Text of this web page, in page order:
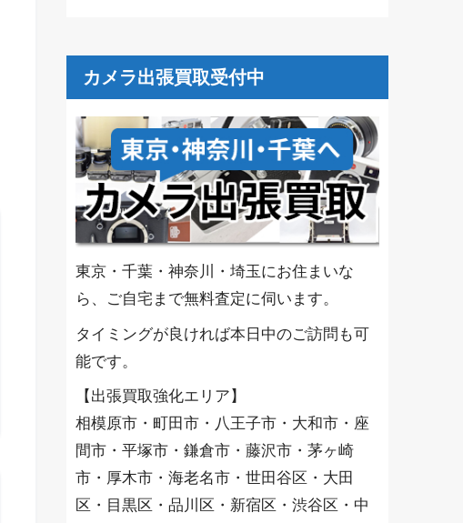
カメラ出張買取受付中
東京・千葉・神奈川・埼玉にお住まいな
ら、ご自宅まで無料査定に伺います。
タイミングが良ければ本日中のご訪問も可
能です。
【出張買取強化エリア】
相模原市・町田市・八王子市・大和市・座
間市・平塚市・鎌倉市・藤沢市・茅ヶ崎
市・厚木市・海老名市・世田谷区・大田
区・目黒区・品川区・新宿区・渋谷区・中